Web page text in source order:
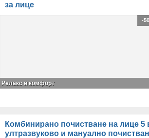
за лице
-
Релакс и комфорт
Комбинирано почистване на лице 5
ултразвуково и мануално